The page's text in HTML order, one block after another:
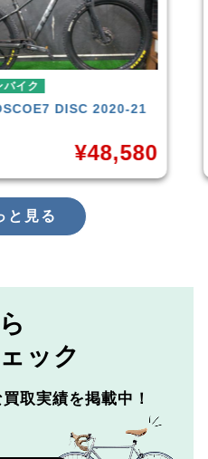
21
Rocky
買取価格
と見る
ック
取実績を掲載中！